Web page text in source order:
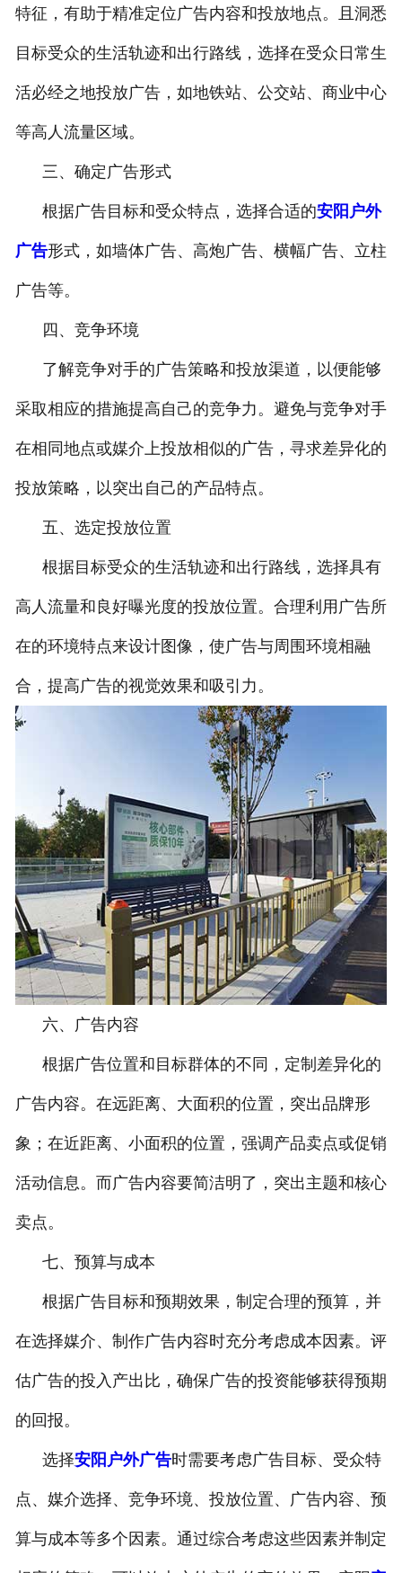
特征，有助于精准定位广告内容和投放地点。且洞悉
目标受众的生活轨迹和出行路线，选择在受众日常生
活必经之地投放广告，如地铁站、公交站、商业中心
等高人流量区域。
三、确定广告形式
根据广告目标和受众特点，选择合适的安阳户外
广告形式，如墙体广告、高炮广告、横幅广告、立柱
广告等。
四、竞争环境
了解竞争对手的广告策略和投放渠道，以便能够
采取相应的措施提高自己的竞争力。避免与竞争对手
在相同地点或媒介上投放相似的广告，寻求差异化的
投放策略，以突出自己的产品特点。
五、选定投放位置
根据目标受众的生活轨迹和出行路线，选择具有
高人流量和良好曝光度的投放位置。合理利用广告所
在的环境特点来设计图像，使广告与周围环境相融
合，提高广告的视觉效果和吸引力。
六、广告内容
根据广告位置和目标群体的不同，定制差异化的
广告内容。在远距离、大面积的位置，突出品牌形
象；在近距离、小面积的位置，强调产品卖点或促销
活动信息。而广告内容要简洁明了，突出主题和核心
卖点。
七、预算与成本
根据广告目标和预期效果，制定合理的预算，并
在选择媒介、制作广告内容时充分考虑成本因素。评
估广告的投入产出比，确保广告的投资能够获得预期
的回报。
选择安阳户外广告时需要考虑广告目标、受众特
点、媒介选择、竞争环境、投放位置、广告内容、预
算与成本等多个因素。通过综合考虑这些因素并制定